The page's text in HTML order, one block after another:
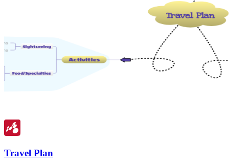
Travel Plan